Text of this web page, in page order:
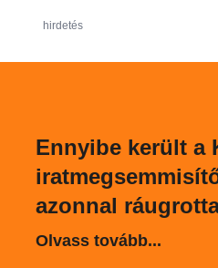
hirdetés
Ennyibe került a
azonnal
Olvass tovább...